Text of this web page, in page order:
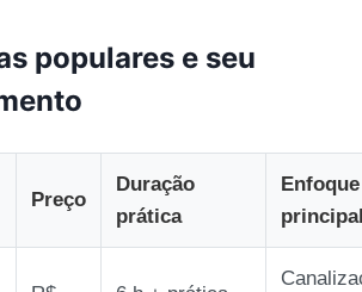
populares e seu
Preço
Duração
prática
Enfoque